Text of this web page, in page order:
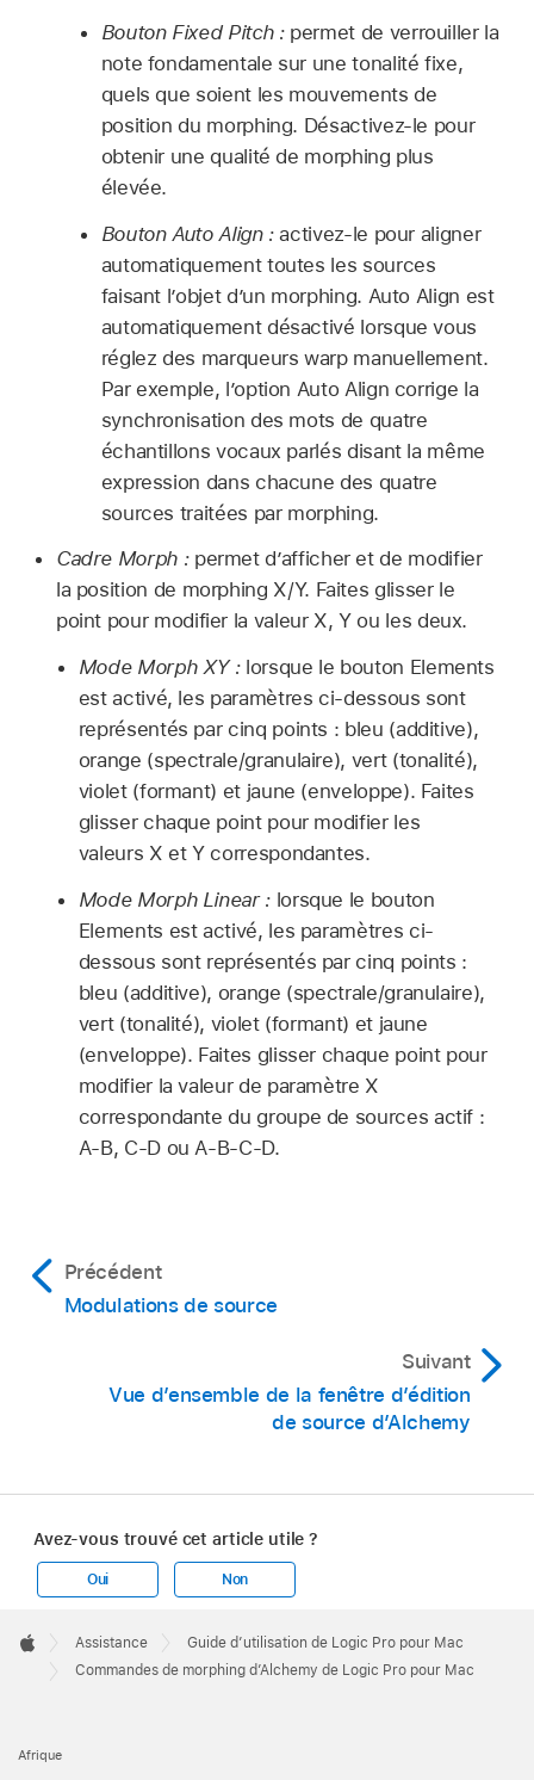
Bouton Fixed Pitch :permet de verrouiller la
note fondamentale sur une tonalité fixe,
quels que soient les mouvements de
position du morphing. Désactivez-le pour
obtenir une qualité de morphing plus
élevée.
Bouton Auto Align :activez-le pour aligner
automatiquement toutes les sources
faisant l’objet d’un morphing. Auto Align est
automatiquement désactivé lorsque vous
réglez des marqueurs warp manuellement.
Par exemple, l’option Auto Align corrige la
synchronisation des mots de quatre
échantillons vocaux parlés disant la même
expression dans chacune des quatre
sources traitées par morphing.
Cadre Morph :permet d’afficher et de modifier
la position de morphing X/Y. Faites glisser le
point pour modifier la valeur X, Y ou les deux.
Mode Morph XY :lorsque le bouton Elements
est activé, les paramètres ci-dessous sont
représentés par cinq points : bleu (additive),
orange (spectrale/granulaire), vert (tonalité),
violet (formant) et jaune (enveloppe). Faites
glisser chaque point pour modifier les
valeurs X et Y correspondantes.
Mode Morph Linear :lorsque le bouton
Elements est activé, les paramètres ci-
dessous sont représentés par cinq points :
bleu (additive), orange (spectrale/granulaire),
vert (tonalité), violet (formant) et jaune
(enveloppe). Faites glisser chaque point pour
modifier la valeur de paramètre X
correspondante du groupe de sources actif :
A-B, C-D ou A-B-C-D.
Précédent
Modulations de source
Suivant
Vue d’ensemble de la fenêtre d’édition
de source d’Alchemy
Avez-vous trouvé cet article utile ?
Oui Non
Footer

Apple
Assistance
Guide d’utilisation de Logic Pro pour Mac
Commandes de morphing d’Alchemy de Logic Pro pour Mac
Afrique